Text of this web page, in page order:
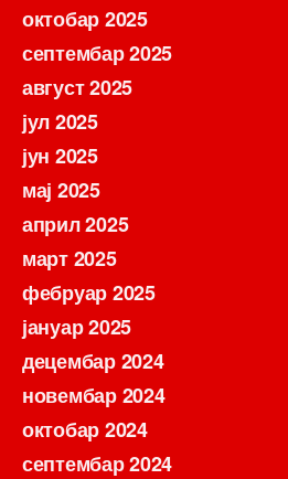
октобар 2025
септембар 2025
август 2025
јул 2025
јун 2025
мај 2025
април 2025
март 2025
фебруар 2025
јануар 2025
децембар 2024
новембар 2024
октобар 2024
септембар 2024